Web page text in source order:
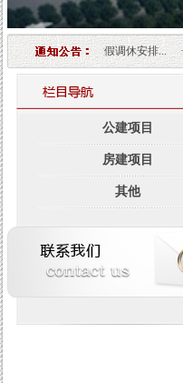
年“五一”劳动节放假调休安排... ·
公建项目
房建项目
其他